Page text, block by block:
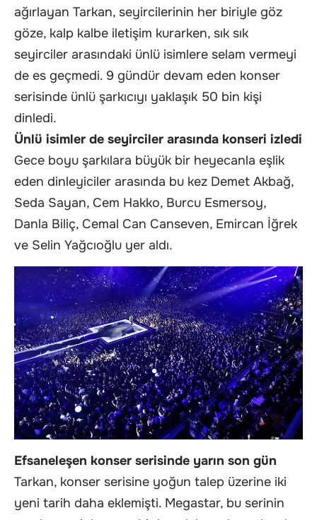
ağırlayan Tarkan, seyircilerinin her biriyle göz
göze, kalp kalbe iletişim kurarken, sık sık
seyirciler arasındaki ünlü isimlere selam vermeyi
de es geçmedi. 9 gündür devam eden konser
serisinde ünlü şarkıcıyı yaklaşık 50 bin kişi
dinledi.
Ünlü isimler de seyirciler arasında konseri izledi
Gece boyu şarkılara büyük bir heyecanla eşlik
eden dinleyiciler arasında bu kez Demet Akbağ,
Seda Sayan, Cem Hakko, Burcu Esmersoy,
Danla Biliç, Cemal Can Canseven, Emircan İğrek
ve Selin Yağcıoğlu yer aldı.
Efsaneleşen konser serisinde yarın son gün
Tarkan, konser serisine yoğun talep üzerine iki
yeni tarih daha eklemişti. Megastar, bu serinin